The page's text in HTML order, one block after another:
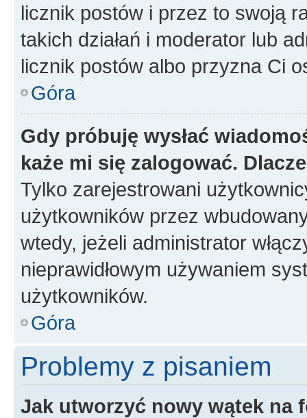
licznik postów i przez to swoją
takich działań i moderator lub
licznik postów albo przyzna Ci
Góra
Gdy próbuję wysłać
każe mi się zalogować.
Tylko zarejestrowani
użytkowników przez
wtedy, jeżeli administrator
nieprawidłowym używaniem
użytkowników.
Góra
Problemy z pisaniem
Jak utworzyć nowy wątek na